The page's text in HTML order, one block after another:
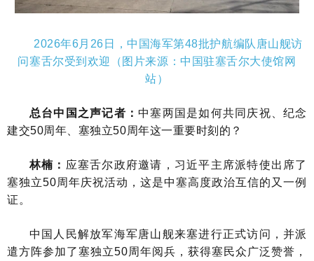
2026年6月26日，中国海军第48批护航编队唐山舰访
问塞舌尔受到欢迎（图片来源：中国驻塞舌尔大使馆网
站）
总台中国之声记者：中塞两国是如何共同庆祝、纪念
建交50周年、塞独立50周年这一重要时刻的？
林楠： 应塞舌尔政府邀请，习近平主席派特使出席了
塞独立50周年庆祝活动，这是中塞高度政治互信的又一例
证。
中国人民解放军海军唐山舰来塞进行正式访问，并派
遣方阵参加了塞独立50周年阅兵，获得塞民众广泛赞誉，